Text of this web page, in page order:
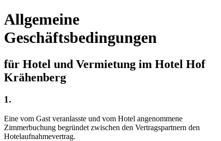
Allgemeine
Geschäftsbedingungen
für Hotel und Vermietung im Hotel Hof
Krähenberg
1.
Eine vom Gast veranlasste und vom Hotel angenommene
Zimmerbuchung begründet zwischen den Vertragspartnern den
Hotelaufnahmevertrag.